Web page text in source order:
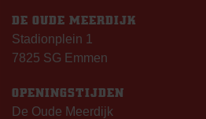
DE OUDE MEERDIJK
Stadionplein 1
7825 SG Emmen
OPENINGSTIJDEN
De Oude Meerdijk